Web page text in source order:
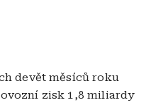
devět měsíců roku
zisk 1,8 miliardy